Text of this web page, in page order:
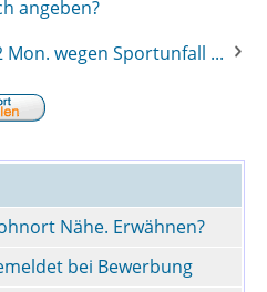
angeben?
Mon. wegen Sportunfall ...
Nähe. Erwähnen?
bei Bewerbung